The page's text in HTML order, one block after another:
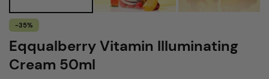
-35%
Eqqualberry Vitamin Illuminating
Cream 50ml